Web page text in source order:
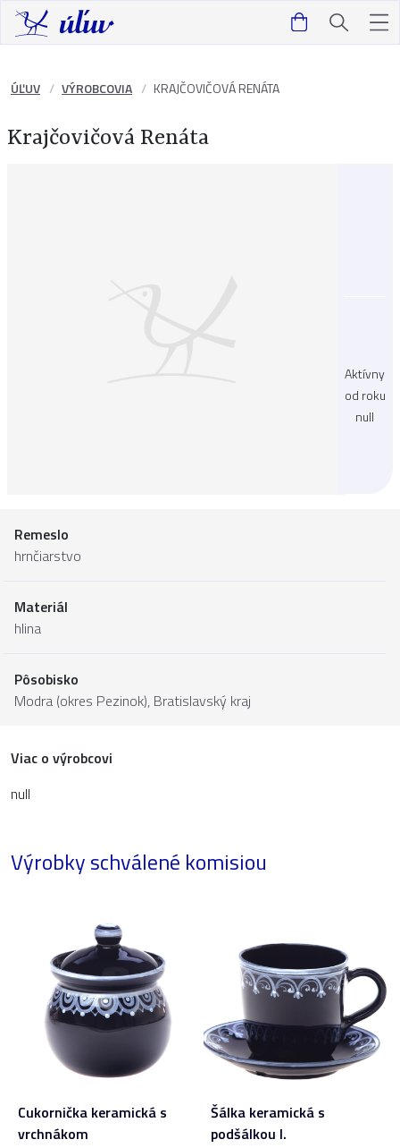
ÚĽUV VÝROBCOVIA KRAJČOVIČOVÁ RENÁTA
Krajčovičová Renáta
Aktívny
od roku
null
Remeslo
hrnčiarstvo
Materiál
hlina
Pôsobisko
Modra (okres Pezinok), Bratislavský kraj
Viac o výrobcovi
null
Výrobky schválené komisiou
Cukornička keramická s
vrchnákom
Šálka keramická s
podšálkou I.